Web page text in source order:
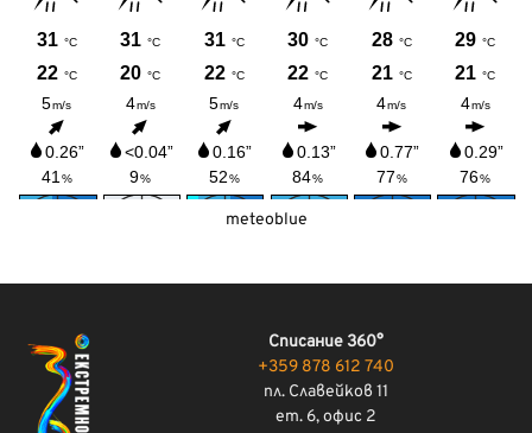
meteoblue
Списание 360°
+359 878 612 740
пл. Славейков 11
ет. 6, офис 2